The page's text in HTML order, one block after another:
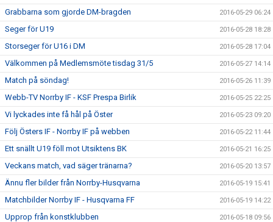
Grabbarna som gjorde DM-bragden 2016-05-29 06:24
Seger för U19 2016-05-28 18:28
Storseger för U16 i DM 2016-05-28 17:04
Välkommen på Medlemsmöte tisdag 31/5 2016-05-27 14:14
Match på söndag! 2016-05-26 11:39
Webb-TV Norrby IF - KSF Prespa Birlik 2016-05-25 22:25
Vi lyckades inte få hål på Öster 2016-05-23 09:20
Följ Östers IF - Norrby IF på webben 2016-05-22 11:44
Ett snällt U19 föll mot Utsiktens BK 2016-05-21 16:25
Veckans match, vad säger tränarna? 2016-05-20 13:57
Ännu fler bilder från Norrby-Husqvarna 2016-05-19 15:41
Matchbilder Norrby IF - Husqvarna FF 2016-05-19 14:22
Upprop från konstklubben 2016-05-18 09:56